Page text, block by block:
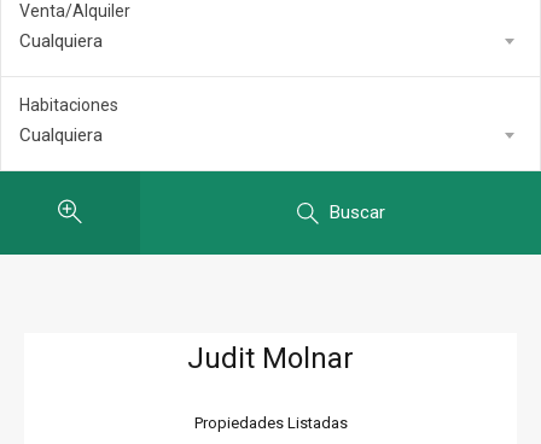
Venta/Alquiler
Cualquiera
Habitaciones
Cualquiera
Buscar
Judit Molnar
Propiedades Listadas